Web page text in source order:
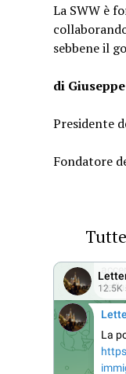
La SWW è
sebbene il
di
Presidente
Fondatore